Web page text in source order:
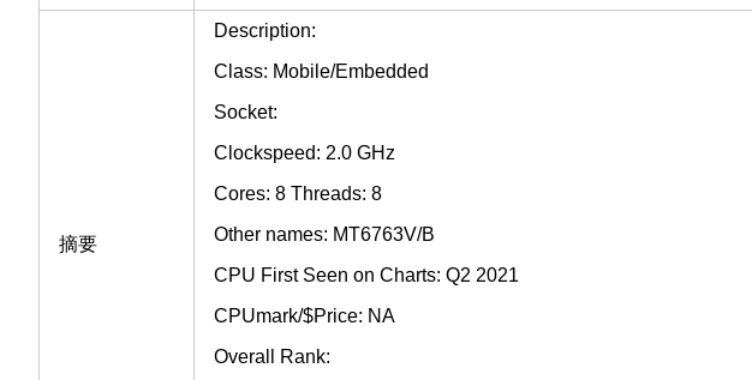
摘要
Description:
Class: Mobile/Embedded
Socket:
Clockspeed: 2.0 GHz
Cores: 8 Threads: 8
Other names: MT6763V/B
CPU First Seen on Charts: Q2 2021
CPUmark/$Price: NA
Overall Rank: